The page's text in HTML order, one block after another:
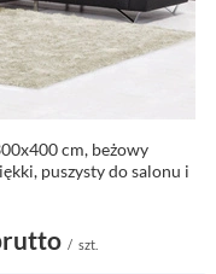
cm, beżowy
puszysty do salonu i
/ szt.